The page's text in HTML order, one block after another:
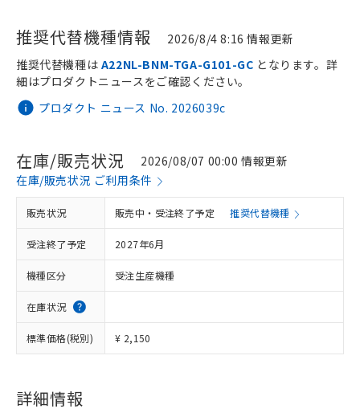
推奨代替機種情報 2026/8/4 8:16 情報更新
プロダクト ニュース No. 2026039c
推奨代替機種は A22NL-BNM-TGA-G101-GC となります。詳
細はプロダクトニュースをご確認ください。
在庫/販売状況
2026/08/07 00:00 情報更新
在庫/販売状況 ご利用条件
販売状況 販売中・受注終了予定 推奨代替機種
受注終了予定 2027年6月
機種区分 受注生産機種
在庫状況
標準価格(税別) ¥ 2,150
詳細情報